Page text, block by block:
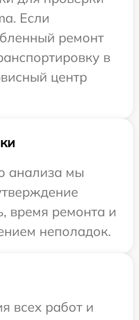
Если
ремонт
в
центр
анализа мы
время ремонта и
неполадок.
всех работ и